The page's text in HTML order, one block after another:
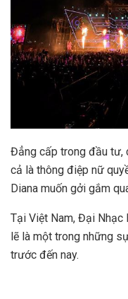
Đẳng cấp trong đầu tư,
cả là thông điệp nữ
Diana muốn gởi gắm
Tại Việt Nam, Đại Nhạc
lẽ là một trong những
trước đến nay.